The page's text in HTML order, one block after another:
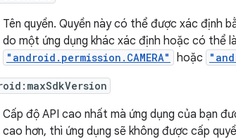
Tên quyền. Quyền này có thể được xác định
do một ứng dụng khác xác định hoặc có thể
"android.permission.CAMERA" hoặc
Cấp độ API cao nhất mà ứng dụng của bạn
cao hơn, thì ứng dụng sẽ không được cấp